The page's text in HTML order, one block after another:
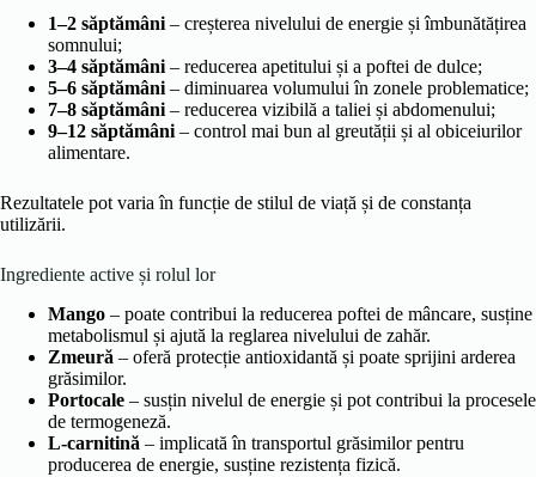
1–2 săptămâni – creșterea nivelului de energie și îmbunătățirea
somnului;
3–4 săptămâni – reducerea apetitului și a poftei de dulce;
5–6 săptămâni – diminuarea volumului în zonele problematice;
7–8 săptămâni – reducerea vizibilă a taliei și abdomenului;
9–12 săptămâni – control mai bun al greutății și al obiceiurilor
alimentare.
Rezultatele pot varia în funcție de stilul de viață și de constanța
utilizării.
Ingrediente active și rolul lor
Mango – poate contribui la reducerea poftei de mâncare, susține
metabolismul și ajută la reglarea nivelului de zahăr.
Zmeură – oferă protecție antioxidantă și poate sprijini arderea
grăsimilor.
Portocale – susțin nivelul de energie și pot contribui la procesele
de termogeneză.
L-carnitină – implicată în transportul grăsimilor pentru
producerea de energie, susține rezistența fizică.